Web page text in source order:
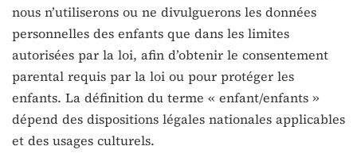
nous n’utiliserons ou ne divulguerons les données
personnelles des enfants que dans les limites
autorisées par la loi, afin d’obtenir le consentement
parental requis par la loi ou pour protéger les
enfants. La définition du terme « enfant/enfants »
dépend des dispositions légales nationales applicables
et des usages culturels.